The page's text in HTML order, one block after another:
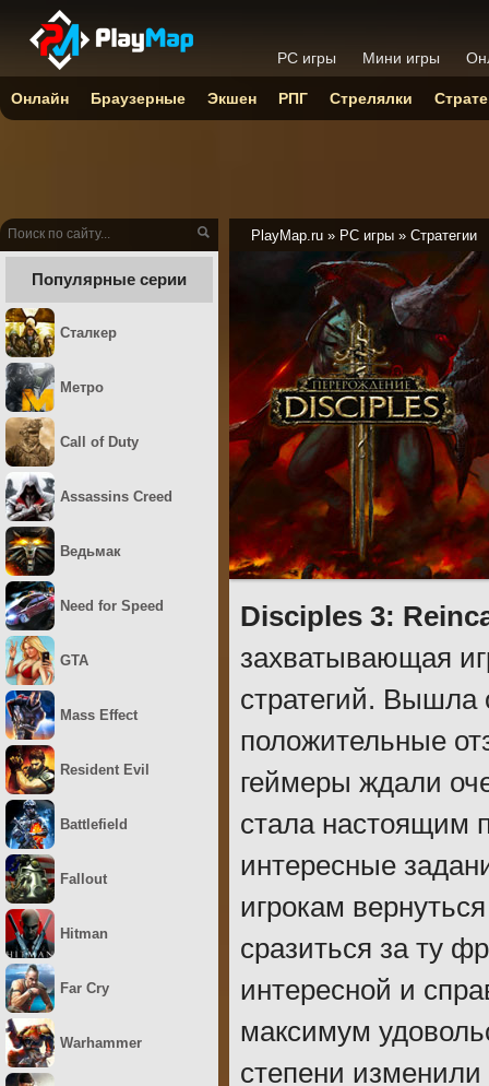
PlayMap.ru » PC игры » Стратегии
Disciples 3:
захватывающая
стратегий. Вышла
положительные
геймеры ждали
стала настоящим
интересные
игрокам
сразиться за ту
интересной и
максимум
степени изменили
Популярные серии
Сталкер
Метро
Call of Duty
Assassins Creed
Ведьмак
Need for Speed
GTA
Mass Effect
Resident Evil
Battlefield
Fallout
Hitman
Far Cry
Warhammer
PC игры Мини игры
Онлайн Браузерные Экшен РПГ Стрелялки